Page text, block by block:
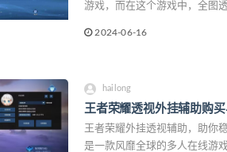
游戏，而在这个游戏中，全图
2024-06-16
hailong
王者荣耀透视外挂辅助购买
王者荣耀外挂透视辅助，助你
是一款风靡全球的多人在线游